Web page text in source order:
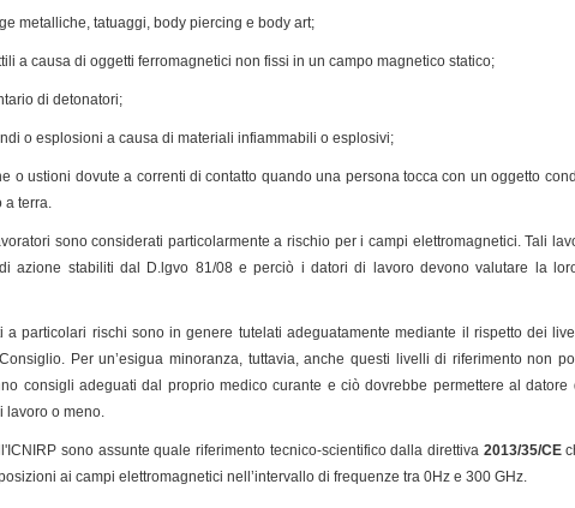
metalliche, tatuaggi, body piercing e body art;
a causa di oggetti ferromagnetici non fissi in un campo magnetico statico;
di detonatori;
o esplosioni a causa di materiali infiammabili o esplosivi;
o ustioni dovute a correnti di contatto quando una persona tocca con un oggetto
a terra.
sono considerati particolarmente a rischio per i campi elettromagnetici. Tali
azione stabiliti dal D.lgvo 81/08 e perciò i datori di lavoro devono valutare la
a particolari rischi sono in genere tutelati adeguatamente mediante il rispetto dei
Per un’esigua minoranza, tuttavia, anche questi livelli di riferimento non
consigli adeguati dal proprio medico curante e ciò dovrebbe permettere al
lavoro o meno.
sono assunte quale riferimento tecnico-scientifico dalla direttiva 2013/35/CE
ai campi elettromagnetici nell’intervallo di frequenze tra 0Hz e 300 GHz.